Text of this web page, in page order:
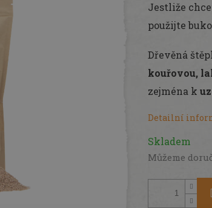
Skladem
Můžeme
Jestliže
použijte
Dřevěná
kouřovou,
zejména k
Detailní